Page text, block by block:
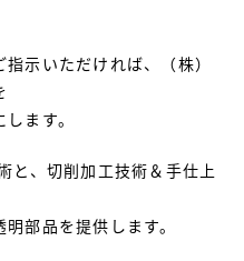
示いただければ、（株）
ます。
と、切削加工技術＆手仕上
部品を提供します。